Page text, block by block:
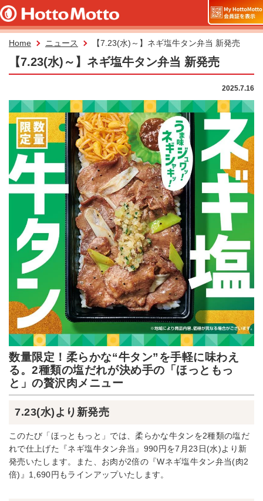
Home ニュース 【7.23(水)～】ネギ塩牛タン弁当 新発売
【7.23(水)～】ネギ塩牛タン弁当 新発売
2025.7.16
数量限定！柔らかな“牛タン”を手軽に味わえ
る。2種類の塩だれが決め手の「ほっともっ
と」の贅沢肉メニュー
7.23(水)より新発売
このたび「ほっともっと」では、柔らかな牛タンを2種類の塩だ
れで仕上げた『ネギ塩牛タン弁当』990円を7月23日(水)より新
発売いたします。また、お肉が2倍の『Wネギ塩牛タン弁当(肉2
倍)』1,690円もラインアップいたします。